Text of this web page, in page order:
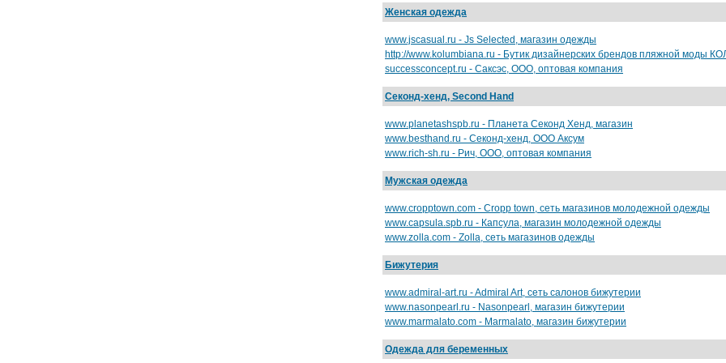
Женская одежда
www.jscasual.ru - Js Selected, магазин одежды
http://www.kolumbiana.ru - Бутик дизайнерских брендов пляжной моды
successconcept.ru - Саксэс, ООО, оптовая компания
Секонд-хенд, Second Hand
www.planetashspb.ru - Планета Секонд Хенд, магазин
www.besthand.ru - Секонд-хенд, ООО Аксум
www.rich-sh.ru - Рич, ООО, оптовая компания
Мужская одежда
www.cropptown.com - Cropp town, сеть магазинов молодежной одежды
www.capsula.spb.ru - Капсула, магазин молодежной одежды
www.zolla.com - Zolla, сеть магазинов одежды
Бижутерия
www.admiral-art.ru - Admiral Art, сеть салонов бижутерии
www.nasonpearl.ru - Nasonpearl, магазин бижутерии
www.marmalato.com - Marmalato, магазин бижутерии
Одежда для беременных